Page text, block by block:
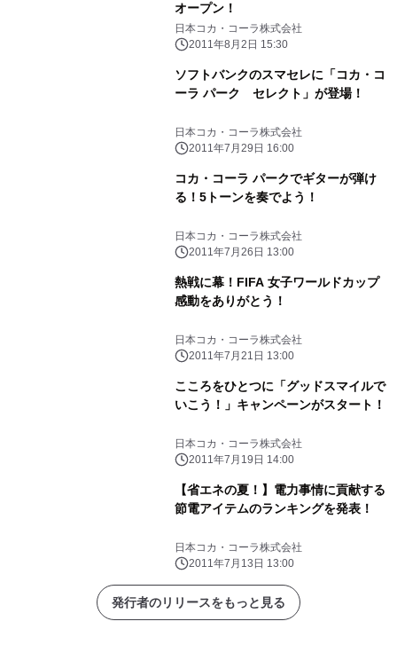
オープン！
日本コカ・コーラ株式会社
2011年8月2日 15:30
ソフトバンクのスマセレに「コカ・コ
ーラ パーク セレクト」が登場！
日本コカ・コーラ株式会社
2011年7月29日 16:00
コカ・コーラ パークでギターが弾け
る！5トーンを奏でよう！
日本コカ・コーラ株式会社
2011年7月26日 13:00
熱戦に幕！FIFA 女子ワールドカップ
感動をありがとう！
日本コカ・コーラ株式会社
2011年7月21日 13:00
こころをひとつに「グッドスマイルで
いこう！」キャンペーンがスタート！
日本コカ・コーラ株式会社
2011年7月19日 14:00
【省エネの夏！】電力事情に貢献する
節電アイテムのランキングを発表！
日本コカ・コーラ株式会社
2011年7月13日 13:00
発行者のリリースをもっと見る